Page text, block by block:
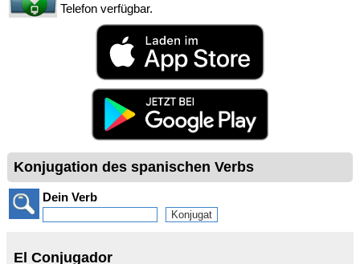
Telefon verfügbar.
Konjugation des spanischen Verbs
Dein Verb
El Conjugador